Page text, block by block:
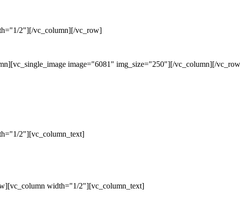
2"][/vc_column][/vc_row]
image="6081" img_size="250"][/vc_column][/
2"][vc_column_text]
width="1/2"][vc_column_text]